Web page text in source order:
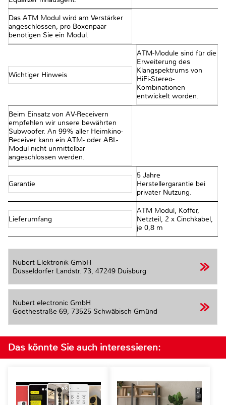
Das ATM Modul wird am Verstärker
angeschlossen, pro Boxenpaar
benötigen Sie ein Modul.
Wichtiger Hinweis
ATM-Module sind für die
Erweiterung des
Klangspektrums von
HiFi-Stereo-
Kombinationen
entwickelt worden.
Beim Einsatz von AV-Receivern
empfehlen wir unsere bewährten
Subwoofer. An 99% aller Heimkino-
Receiver kann ein ATM- oder ABL-
Modul nicht unmittelbar
angeschlossen werden.
Garantie
5 Jahre
Herstellergarantie bei
privater Nutzung.
Lieferumfang
ATM Modul, Koffer,
Netzteil, 2 x Cinchkabel,
je 0,8 m
Nubert Elektronik GmbH
Düsseldorfer Landstr. 73, 47249 Duisburg
Nubert electronic GmbH
Goethestraße 69, 73525 Schwäbisch Gmünd
Das könnte Sie auch interessieren: